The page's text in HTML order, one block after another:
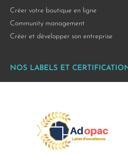
Créer votre boutique en ligne
Community management
Créer et développer son entreprise
NOS LABELS ET